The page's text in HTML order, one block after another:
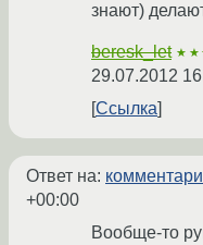
знают)
beresk_let
29.07.2012
Ссылка
Ответ на:
+00:00
Вообще-то